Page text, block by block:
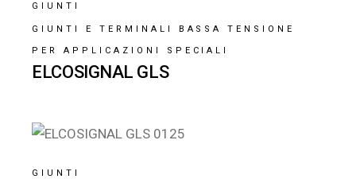
GIUNTI
GIUNTI E TERMINALI BASSA TENSIONE
PER APPLICAZIONI SPECIALI
ELCOSIGNAL GLS
GIUNTI